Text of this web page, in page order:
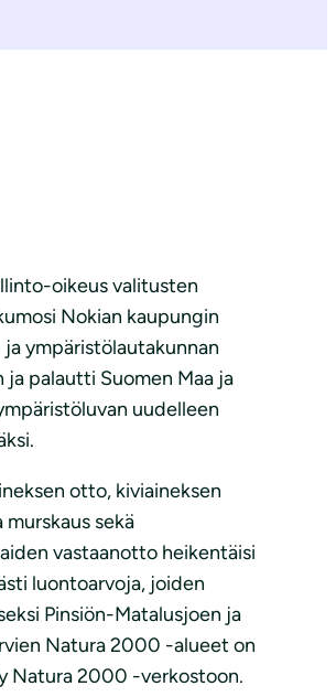
oikeus valitusten
Nokian kaupungin
ja ympäristölautakunnan
ja palautti Suomen Maa ja
uudelleen
otto, kiviaineksen
murskaus sekä
vastaanotto heikentäisi
luontoarvoja, joiden
Pinsiön-Matalusjoen ja
Natura 2000 -alueet on
Natura 2000 -verkostoon.